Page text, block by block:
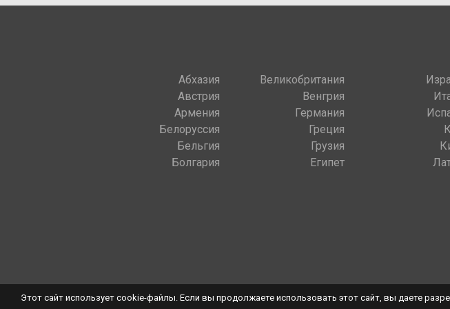
Абхазия
Австрия
Армения
Белоруссия
Бельгия
Болгария
Великобритания
Венгрия
Германия
Греция
Грузия
Египет
Этот сайт использует cookie-файлы. Если вы продолжаете использовать этот сайт, вы даете